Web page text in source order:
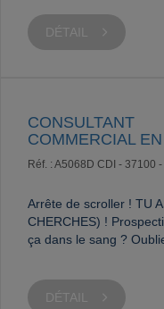
DÉTAIL
CONSULTANT
COMMERCIAL
Réf. : A5068D CDI - 37100 -
Arrête de scroller ! TU
CHERCHES) !
ça dans le sang ?
DÉTAIL